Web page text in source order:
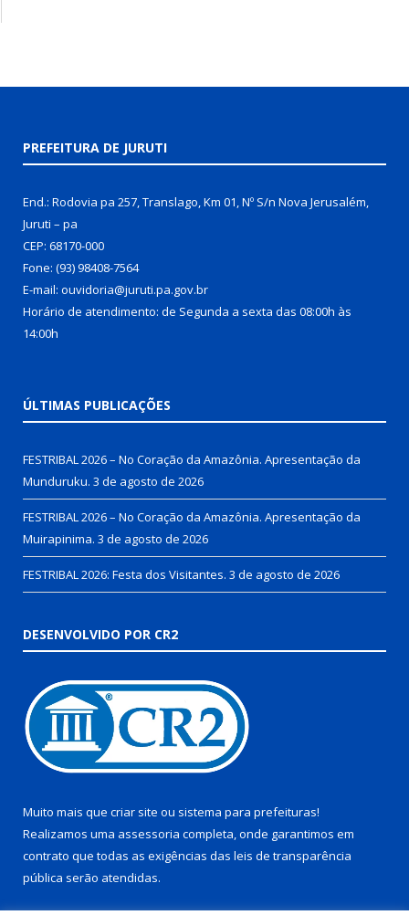
PREFEITURA DE JURUTI
End.: Rodovia pa 257, Translago, Km 01, Nº S/n Nova Jerusalém,
Juruti – pa
CEP: 68170-000
Fone: (93) 98408-7564
E-mail: ouvidoria@juruti.pa.gov.br
Horário de atendimento: de Segunda a sexta das 08:00h às
14:00h
ÚLTIMAS PUBLICAÇÕES
FESTRIBAL 2026 – No Coração da Amazônia. Apresentação da
Munduruku. 3 de agosto de 2026
FESTRIBAL 2026 – No Coração da Amazônia. Apresentação da
Muirapinima. 3 de agosto de 2026
FESTRIBAL 2026: Festa dos Visitantes. 3 de agosto de 2026
DESENVOLVIDO POR CR2
Muito mais que criar site ou sistema para prefeituras!
Realizamos uma assessoria completa, onde garantimos em
contrato que todas as exigências das leis de transparência
pública serão atendidas.